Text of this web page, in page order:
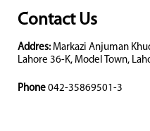
Contact Us
Addres: Markazi Anjuman
Lahore 36-K, Model Town,
Phone 042-35869501-3